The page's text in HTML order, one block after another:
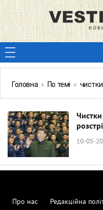
Головна » По темі » чистки
10-05-
Про нас Редакційна